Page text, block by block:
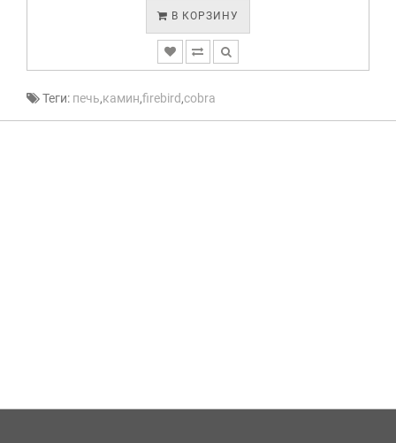
В КОРЗИНУ
Теги: печь,камин,firebird,cobra